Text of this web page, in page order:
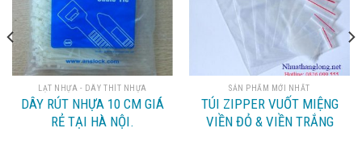
LẠT NHỰA - DÂY THÍT NHỰA
DÂY RÚT NHỰA 10 CM GIÁ
RẺ TẠI HÀ NỘI.
SẢN PHẨM MỚI NHẤT
TÚI ZIPPER VUỐT MIỆNG
VIỀN ĐỎ & VIỀN TRẮNG